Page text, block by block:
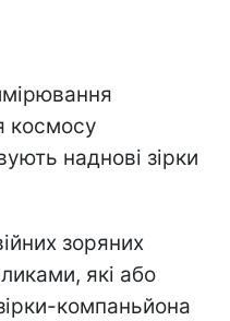
космосу
наднові зірки
зоряних
які або
компаньйона